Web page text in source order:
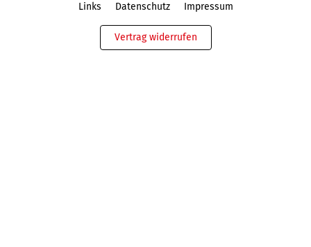
Links Datenschutz Impressum
Vertrag widerrufen